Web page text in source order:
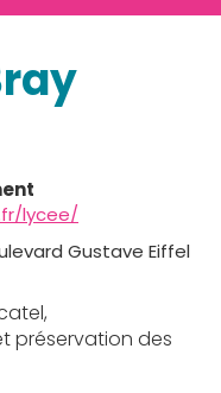
lycee/
Gustave Eiffel
préservation des